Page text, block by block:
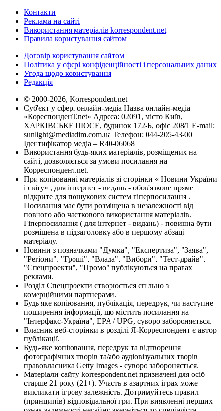
Контакти
Реклама на сайті
Використання матеріалів korrespondent.net
Правила користування сайтом
Договір користування сайтом
Політика у сфері конфіденційності і персональних даних
Угода щодо користування
Редакція
© 2000-2026, Korrespondent.net
Суб'єкт у сфері онлайн-медіа Назва онлайн-медіа –
«КореспонденТ.net» Адреса: 02091, місто Київ,
ХАРКІВСЬКЕ ШОСЕ, будинок 172-Б, офіс 208/1 E-mail:
sunlight@mediadim.com.ua Телефон: 044-205-43-00
Ідентифікатор медіа – R40-06068
Використання будь-яких матеріалів, розміщених на
сайті, дозволяється за умови посилання на
Корреспондент.net.
При копіюванні матеріалів зі сторінки « Новини України
і світу» , для інтернет - видань - обов'язкове пряме
відкрите для пошукових систем гіперпосилання .
Посилання має бути розміщена в незалежності від
повного або часткового використання матеріалів.
Гіперпосилання ( для інтернет - видань) - повинна бути
розміщена в підзаголовку або в першому абзаці
матеріалу.
Новини з позначками "Думка", "Експертиза", "Заява",
"Регіони", "Гроші", "Влада", "Вибори", "Тест-драйв",
"Спецпроекти", "Промо" публікуються на правах
реклами.
Розділ Спецпроекти створюється спільно з
комерційними партнерами.
Будь яке копіювання, публікація, передрук, чи наступне
поширення інформації, що містить посилання на
"Інтерфакс-Україна", EPA / UPG, суворо забороняється.
Власник веб-сторінки в розділі Я-Корреспондент є автор
публікації.
Будь-яке копіювання, передрук та відтворення
фотографічних творів та/або аудіовізуальних творів
правовласника Getty Images - суворо забороняється.
Матеріали сайту korrespondent.net призначені для осіб
старше 21 року (21+). Участь в азартних іграх може
викликати ігрову залежність. Дотримуйтесь правил
(принципів) відповідальної гри. При виявленні перших